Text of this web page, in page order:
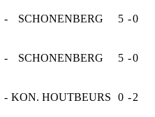
- SCHONENBERG 5 -0
- SCHONENBERG 5 -0
- KON. HOUTBEURS 0 -2